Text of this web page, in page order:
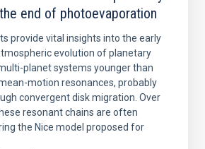
end of photoevaporation
provide vital insights into the early
evolution of planetary
planet systems younger than
motion resonances, probably
convergent disk migration. Over
resonant chains are often
the Nice model proposed for